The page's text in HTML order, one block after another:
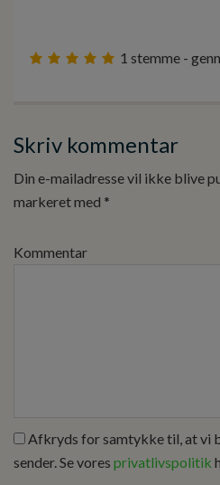
1 stemme -
Skriv kommentar
Din e-mailadresse vil ikke blive
markeret med *
Kommentar
Afkryds for samtykke til, at vi
sender. Se vores privatlivspolitik